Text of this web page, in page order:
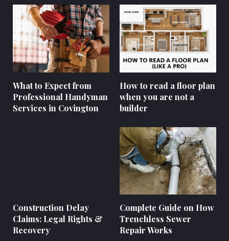
What to Expect from
Professional Handyman
Services in Covington
How to read a floor plan
when you are not a
builder
Construction Delay
Claims: Legal Rights &
Recovery
Complete Guide on How
Trenchless Sewer
Repair Works